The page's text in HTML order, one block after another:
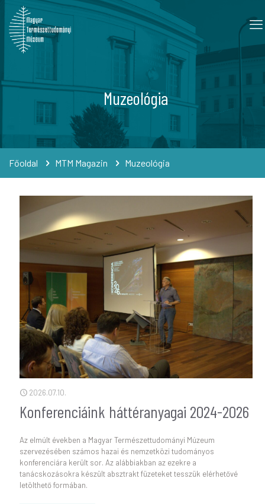
Muzeológia
Főoldal MTM Magazin Muzeológia
2026.07.10.
Konferenciáink háttéranyagai 2024-2026
Az elmúlt években a Magyar Természettudományi Múzeum
szervezésében számos hazai és nemzetközi tudományos
konferenciára került sor. Az alábbiakban az ezekre a
tanácskozásokra készült absztrakt füzeteket tesszük elérhetővé
letölthető formában.